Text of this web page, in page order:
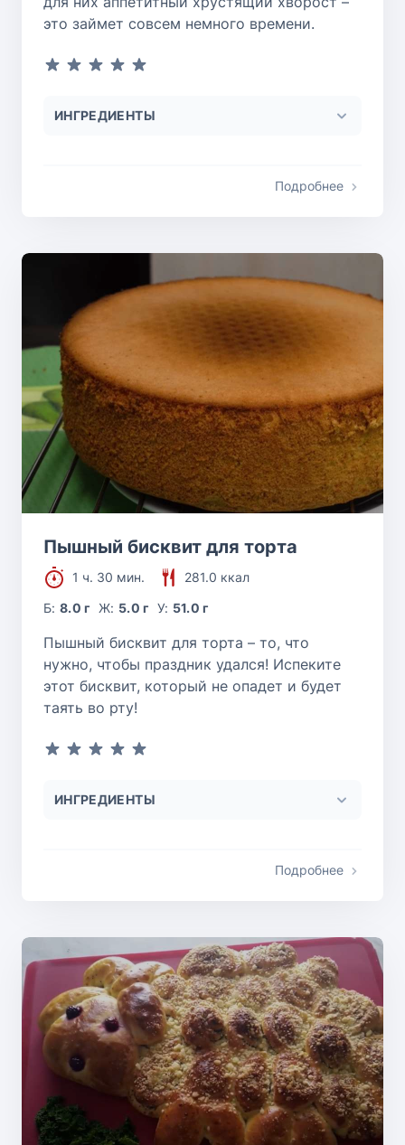
это займет совсем немного времени.
ИНГРЕДИЕНТЫ
Подробнее
Пышный бисквит для торта
1 ч. 30 мин.
281.0 ккал
Б:8.0 г Ж: 5.0 г У: 51.0 г
Пышный бисквит для торта – то, что
нужно, чтобы праздник удался! Испеките
этот бисквит, который не опадет и будет
таять во рту!
ИНГРЕДИЕНТЫ
Подробнее